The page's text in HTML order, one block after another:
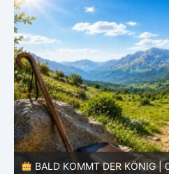
BALD KOMMT DER KÖNIG |